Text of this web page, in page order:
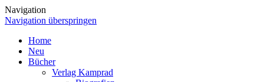
Navigation
Navigation überspringen
Home
Neu
Bücher
Verlag Kamprad